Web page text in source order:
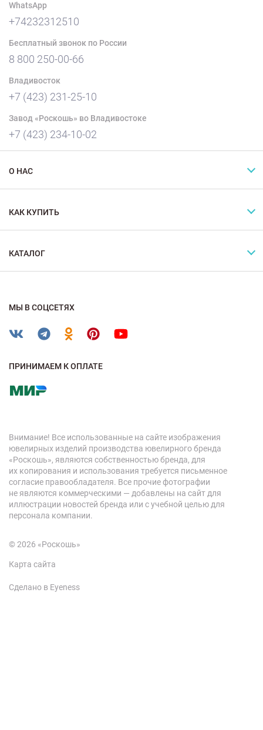
WhatsApp
+74232312510
Бесплатный звонок по России
8 800 250-00-66
Владивосток
+7 (423) 231-25-10
Завод «Роскошь» во Владивостоке
+7 (423) 234-10-02
О НАС
КАК КУПИТЬ
КАТАЛОГ
МЫ В СОЦСЕТЯХ
ПРИНИМАЕМ К ОПЛАТЕ
Внимание! Все использованные на сайте изображения
ювелирных изделий производства ювелирного бренда
«Роскошь», являются собственностью бренда, для
их копирования и использования требуется письменное
согласие правообладателя. Все прочие фотографии
не являются коммерческими — добавлены на сайт для
иллюстрации новостей бренда или с учебной целью для
персонала компании.
© 2026 «Роскошь»
Карта сайта
Сделано в Eyeness